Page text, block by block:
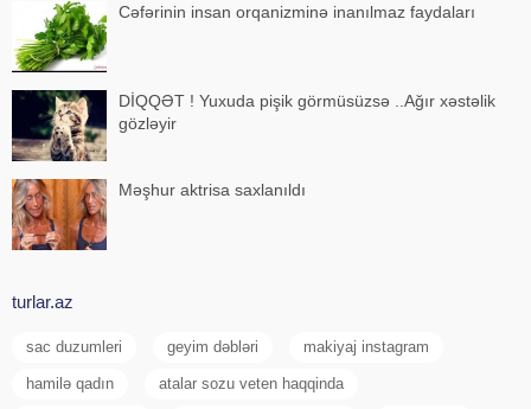
Cəfərinin insan orqanizminə inanılmaz faydaları
DİQQƏT ! Yuxuda pişik görmüsüzsə ..Ağır xəstəlik
gözləyir
Məşhur aktrisa saxlanıldı
turlar.az
sac duzumleri geyim dəbləri makiyaj instagram
hamilə qadın atalar sozu veten haqqinda